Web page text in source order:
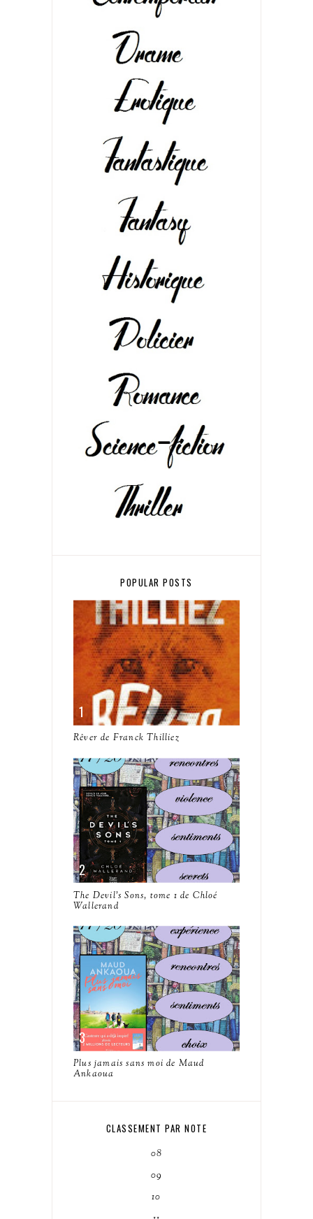
POPULAR POSTS
Rêver de Franck Thilliez
The Devil's Sons, tome 1 de Chloé
Wallerand
Plus jamais sans moi de Maud
Ankaoua
CLASSEMENT PAR NOTE
08
09
10